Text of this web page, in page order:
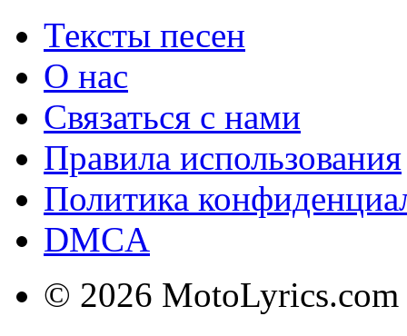
Тексты песен
О нас
Связаться с нами
Правила использования
Политика
DMCA
© 2026